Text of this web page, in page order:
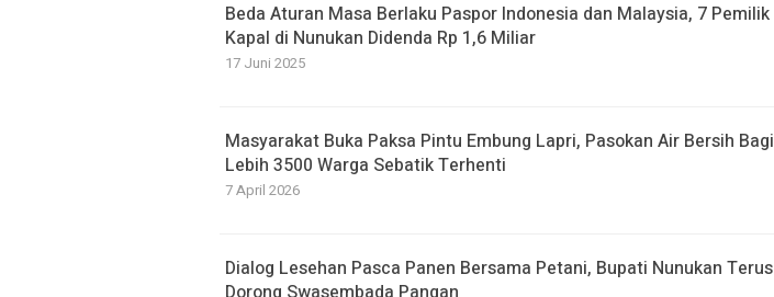
Beda Aturan Masa Berlaku Paspor Indonesia dan Malaysia, 7 Pemilik
Kapal di Nunukan Didenda Rp 1,6 Miliar
17 Juni 2025
Masyarakat Buka Paksa Pintu Embung Lapri, Pasokan Air Bersih Bagi
Lebih 3500 Warga Sebatik Terhenti
7 April 2026
Dialog Lesehan Pasca Panen Bersama Petani, Bupati Nunukan Terus